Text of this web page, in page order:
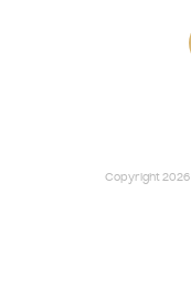
Copyright 2026